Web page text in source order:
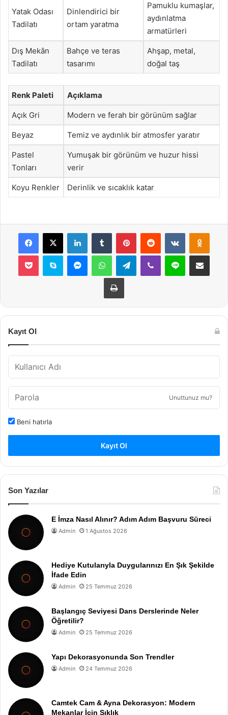
Yatak Odası
Tadilatı
Dinlendirici bir
ortam yaratma
Pamuklu kumaşlar,
aydınlatma
armatürleri
Dış Mekân
Tadilatı
Bahçe ve teras
tasarımı
Ahşap, metal,
doğal taş
Renk Paleti Açıklama
Açık Gri Modern ve ferah bir görünüm sağlar
Beyaz Temiz ve aydınlık bir atmosfer yaratır
Pastel
Tonları
Yumuşak bir görünüm ve huzur hissi
verir
Koyu Renkler Derinlik ve sıcaklık katar
Facebook
X LinkedInTumblr PinterestReddit VKontakte
Pocket Skype MessengerWhatsAppTelegramViber Line E-Posta ile
Yazdır
Kayıt Ol
Unuttunuz mu?
Beni hatırla
Kayıt Ol
Son Yazılar
E İmza Nasıl Alınır? Adım Adım Başvuru Süreci
Admin 1 Ağustos 2026
Hediye Kutularıyla Duygularınızı En Şık Şekilde
İfade Edin
Admin 25 Temmuz 2026
Başlangıç Seviyesi Dans Derslerinde Neler
Öğretilir?
Admin 25 Temmuz 2026
Yapı Dekorasyonunda Son Trendler
Admin 24 Temmuz 2026
Camtek Cam & Ayna Dekorasyon: Modern
Mekanlar İçin Şıklık